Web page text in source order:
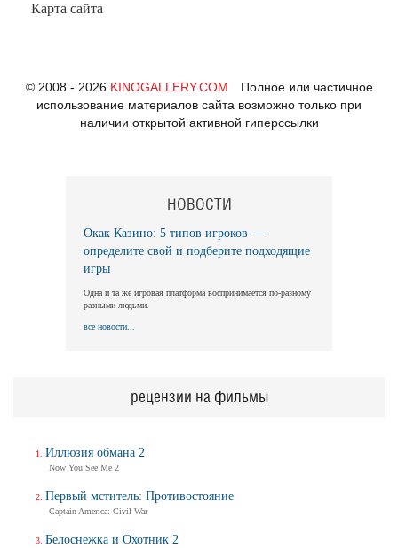
НОВОСТИ
Окак Казино: 5 типов игроков —
определите свой и подберите подходящие
игры
Одна и та же игровая платформа воспринимается по-разному
разными людьми.
все новости...
рецензии на фильмы
Иллюзия обмана 2
Now You See Me 2
Первый мститель: Противостояние
Captain America: Civil War
Белоснежка и Охотник 2
Карта сайта
© 2008 - 2026 KINOGALLERY.COM
Полное или частичное
использование материалов сайта возможно только при
наличии открытой активной гиперссылки